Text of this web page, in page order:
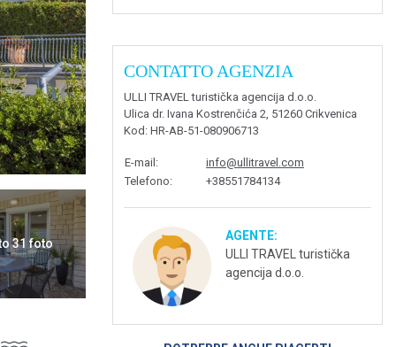
31 foto
CONTATTO AGENZIA
ULLI TRAVEL turistička agencija d.o.o.
Ulica dr. Ivana Kostrenčića 2, 51260 Crikvenica
Kod : HR-AB-51-080906713
E-mail :
info@ullitravel.com
Telefono: +38551784134
AGENTE:
ULLI TRAVEL turistička
agencija d.o.o.